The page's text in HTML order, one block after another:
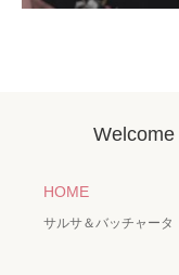
HOME
サルサ＆バッチャータ